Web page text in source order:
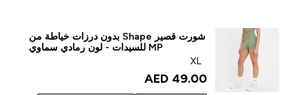
شورت قصير Shape بدون درزات خياطة من
MP للسيدات - لون رمادي سماوي
XL
49.00 AED‎